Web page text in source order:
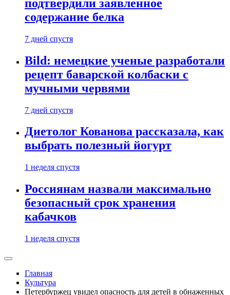
подтвердили заявленное
содержание белка
7 дней спустя
Bild: немецкие ученые разработали
рецепт баварской колбаски с
мучными червями
7 дней спустя
Диетолог Кованова рассказала, как
выбрать полезный йогурт
1 неделя спустя
Россиянам назвали максимально
безопасный срок хранения
кабачков
1 неделя спустя
Главная
Культура
Петербуржец увидел опасность для детей в обнаженных